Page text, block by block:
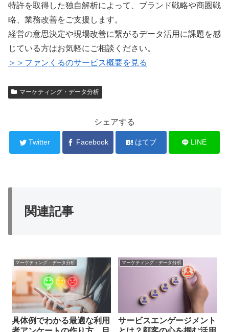
特許を取得した独自解析によって、ブランド戦略や商圏戦
略、業務改善をご支援します。
経営の意思決定や現場改善に繋がるデータ活用に課題を感
じている方はお気軽にご相談ください。
＞＞ファンくるのサービス概要を見る
マーケティング・データ分析
シェアする
Twitter Facebook はてブ LINE
関連記事
マーケティング・データ分析
具体例でわかる最適な利用
マーケティング・データ分析
サービスエンゲージメント